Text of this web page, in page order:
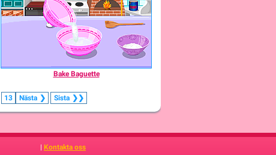
Bake Baguette
13 Nästa ❯ Sista ❯❯
| Kontakta oss